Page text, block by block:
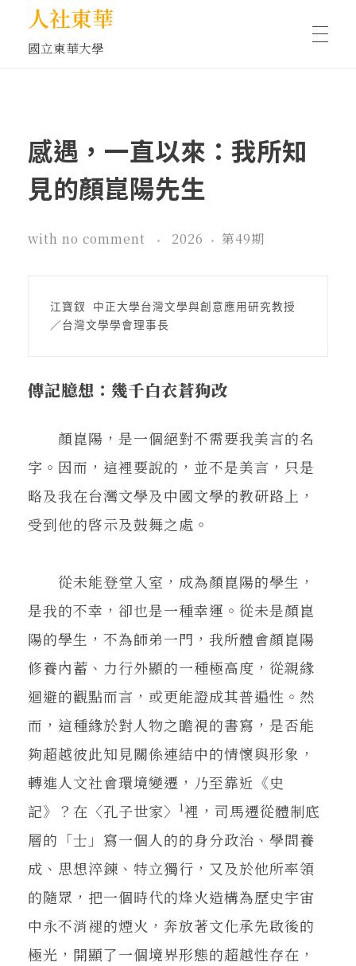
人社東華
國立東華大學
藝文空間
書評書介
感遇，一直以來：我所知
見的顏崑陽先生
with no comment 2026 第49期
江寶釵 中正大學台灣文學與創意應用研究教授
／台灣文學學會理事長
傳記臆想：幾千白衣蒼狗改
顏崑陽，是一個絕對不需要我美言的名
字。因而，這裡要說的，並不是美言，只是
略及我在台灣文學及中國文學的教研路上，
受到他的啓示及鼓舞之處。
從未能登堂入室，成為顏崑陽的學生，
是我的不幸，卻也是一種幸運。從未是顏崑
陽的學生，不為師弟一門，我所體會顏崑陽
修養內蓄、力行外顯的一種極高度，從親緣
迴避的觀點而言，或更能證成其普遍性。然
而，這種緣於對人物之瞻視的書寫，是否能
夠超越彼此知見關係連結中的情懷與形象，
轉進人文社會環境變遷，乃至靠近《史
記》？在〈孔子世家〉 1裡，司馬遷從體制底
層的「士」寫一個人的的身分政治、學問養
成、思想淬鍊、特立獨行，又及於他所率領
的隨眾，把一個時代的烽火造構為歷史宇宙
中永不消褪的煙火，奔放著文化承先啟後的
極光，開顯了一個境界形態的超越性存在，